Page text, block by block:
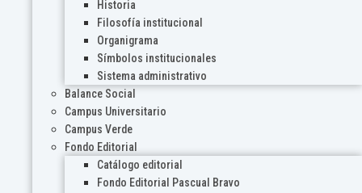
Historia
Filosofía institucional
Organigrama
Símbolos institucionales
Sistema administrativo
Balance Social
Campus Universitario
Campus Verde
Fondo Editorial
Catálogo editorial
Fondo Editorial Pascual Bravo